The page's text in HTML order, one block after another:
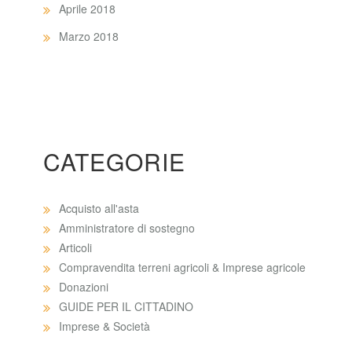
Aprile 2018
Marzo 2018
CATEGORIE
Acquisto all'asta
Amministratore di sostegno
Articoli
Compravendita terreni agricoli & Imprese agricole
Donazioni
GUIDE PER IL CITTADINO
Imprese & Società